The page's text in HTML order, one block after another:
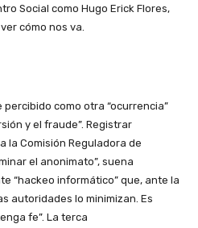
Social como Hugo Erick Flores,
cómo nos va.
como otra “ocurrencia”
y el fraude”. Registrar
la Comisión Reguladora de
el anonimato”, suena
“hackeo informático” que, ante la
autoridades lo minimizan. Es
fe”. La terca